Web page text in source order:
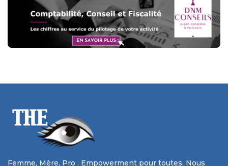
Femme, Mère, Pro : Empowerment pour toutes. Nous